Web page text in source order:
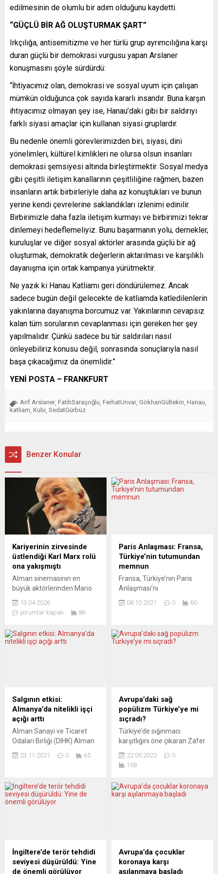
edilmesinin de olumlu bir adım olduğunu kaydetti.
“GÜÇLÜ BİR AĞ OLUŞTURMAK ŞART”
Irkçılığa, antisemitizme ve her türlü grup ayrımcılığına karşı
duran güçlü bir demokrasi vurgusu yapan Arslaner
konuşmasını şöyle sürdürdü:
“İhtiyacımız olan, demokrasi ve sosyal uyum için çalışan
mümkün olduğunca çok sayıda kararlı insandır. Buna karşın
ihtiyacımız olmayan şey ise, Hanau’daki gibi bir saldırıyı
farklı siyasi amaçlar için kullanan siyasi gruplardır.
Bu nedenle önemli görevlerimizden biri, siyasi, dini
yönelimleri, kültürel kimlikleri ne olursa olsun insanları
demokrasi şemsiyesi altında birleştirmektir. Sosyal medya
gibi çeşitli iletişim kanallarının çeşitliliğine rağmen, bazen
insanların artık birbirleriyle daha az konuştukları ve bunun
yerine kendi çevrelerine saklandıkları izlenimi edinilir.
Birbirimizle daha fazla iletişim kurmayı ve birbirimizi tekrar
dinlemeyi hedeflemeliyiz. Bunu başarmanın yolu, dernekler,
kuruluşlar ve diğer sosyal aktörler arasında güçlü bir ağ
oluşturmak, demokratik değerlerin aktarılması ve karşılıklı
dayanışma için ortak kampanya yürütmektir.
Ne yazık ki Hanau Katliamı geri döndürülemez. Ancak
sadece bugün değil gelecekte de katliamda katledilenlerin
yakınlarına dayanışma borcumuz var. Yakınlarının cevapsız
kalan tüm sorularının cevaplanması için gereken her şey
yapılmalıdır. Çünkü sadece bu tür saldırıları nasıl
önleyebiliriz konusu değil, sonrasında sonuçlarıyla nasıl
başa çıkacağımız da önemlidir.”
YENİ POSTA – FRANKFURT
Arif Arslaner FatihSaraçoğlu FerhatUnvar GökhanGültekin Hanau
katliam Kubi SedatGürbüz
Benzer Konular
Kariyerinin zirvesinde
üstlendiği Karl Marx rolü
ona yakışmıştı
Alman sinemasının en
büyük aktörlerinden Mario
Adorf, 95 yaşında Paris’teki
evinde yaşamını yitirdi.
Yaşamını Almanya, İtalya ve
Adorf, 1954–2023
arasındaki neredeyse 70 yılı
aldı. Başlangıçta “kötü
adam” rolleriyle tanındı.
Büyük bir başarıyla
canlandırdığı...
13.04.2026
yorumlar kapalı
86
Paris Anlaşması: Fransa,
Türkiye’nin tutumundan
memnun
Fransa, Türkiye’nin Paris
Anlaşması’nı
onaylamasından memnun
olduğunu bildirdi. Fransa
açıklamada, TBMM Genel
Kurulundaki oylamayla Paris
düzenlenmesi planlanan 26.
Taraflar Konferansı (COP26)
öncesinde pozitif bir sinyal
olduğunu belirtti. Fransa’nın
Paris Anlaşması’nın
onaylanmasından memnun
olduğunu...
08.10.2021 0 60
Salgının etkisi:
Almanya’da nitelikli işçi
açığı arttı
Alman Sanayi ve Ticaret
Odaları Birliği (DIHK) Alman
(Covid-19) krizi öncesine
yaşadıklarını bildirdi. DIHK
tarafından 23 bin Alman
Almanya’da şirketlerin
yüzde 51’i, geçici istihdam
dahil, şu anda boş
23.11.2021 0 65
Avrupa’daki sağ
popülizm Türkiye’ye mi
sıçradı?
Türkiye’de sığınmacı
karşıtlığını öne çıkaran Zafer
ülkesinde güçlenen sağ
popülist ya da aşırı sağ
Son yıllarda Fransa’dan
Almanya’ya, Danimarka’dan
partilerin mülteci ya da
yabancı karşıtlığı
üzerinden...
22.05.2022
0
158
İngiltere’de terör tehdidi
seviyesi düşürüldü: Yine
de önemli görülüyor
Avrupa’da çocuklar
koronaya karşı
aşılanmaya başladı